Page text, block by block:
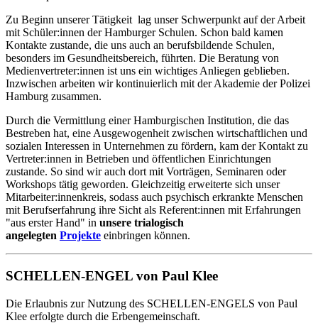
Zu Beginn unserer Tätigkeit lag unser Schwerpunkt auf der Arbeit
mit Schüler:innen der Hamburger Schulen. Schon bald kamen
Kontakte zustande, die uns auch an berufsbildende Schulen,
besonders im Gesundheitsbereich, führten. Die Beratung von
Medienvertreter:innen ist uns ein wichtiges Anliegen geblieben.
Inzwischen arbeiten wir kontinuierlich mit der Akademie der Polizei
Hamburg zusammen.
Durch die Vermittlung einer Hamburgischen Institution, die das
Bestreben hat, eine Ausgewogenheit zwischen wirtschaftlichen und
sozialen Interessen in Unternehmen zu fördern, kam der Kontakt zu
Vertreter:innen in Betrieben und öffentlichen Einrichtungen
zustande. So sind wir auch dort mit Vorträgen, Seminaren oder
Workshops tätig geworden. Gleichzeitig erweiterte sich unser
Mitarbeiter:innenkreis, sodass auch psychisch erkrankte Menschen
mit Berufserfahrung ihre Sicht als Referent:innen mit Erfahrungen
"aus erster Hand" in unsere trialogisch
angelegten Projekte einbringen können.
SCHELLEN-ENGEL von Paul Klee
Die Erlaubnis zur Nutzung des SCHELLEN-ENGELS von Paul
Klee erfolgte durch die Erbengemeinschaft.